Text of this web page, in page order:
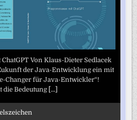
Von Klaus-Dieter Sedlacek
der Java-Entwicklung ein mit
Changer für Java-Entwickler“!
die Bedeutung [...]